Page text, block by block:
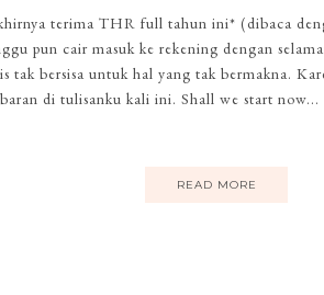
terima THR full tahun ini* (dibaca
pun cair masuk ke rekening dengan
tak bersisa untuk hal yang tak bermakna.
di tulisanku kali ini. Shall we start now...
READ MORE